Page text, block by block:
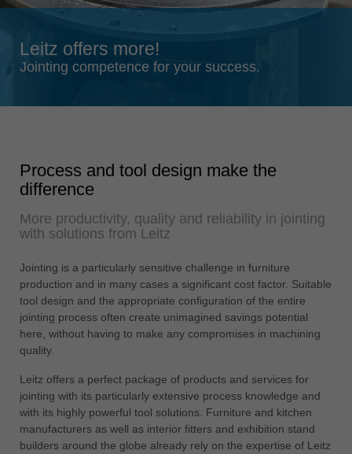
Singapore
Slovenija
slovenski
USA
Việt Nam
tiếng việt
中国
ประเทศไทย
ไทย
Україна
Leitz offers more!
Jointing competence for your success.
Process and tool design make the
difference
More productivity, quality and reliability in jointing
with solutions from Leitz
Jointing is a particularly sensitive challenge in furniture
production and in many cases a significant cost factor. Suitable
tool design and the appropriate configuration of the entire
jointing process often create unimagined savings potential
here, without having to make any compromises in machining
quality.
Leitz offers a perfect package of products and services for
jointing with its particularly extensive process knowledge and
with its highly powerful tool solutions. Furniture and kitchen
manufacturers as well as interior fitters and exhibition stand
builders around the globe already rely on the expertise of Leitz